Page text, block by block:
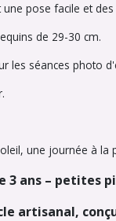
pose facile et
de 29-30 cm.
les séances photo
une journée à
3 ans – petites